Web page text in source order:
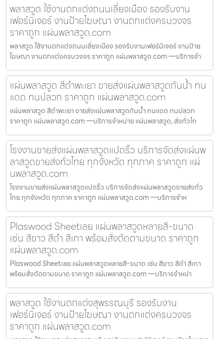
พลาสวูด ใช้งานตกแต่งถนนเลี่ยงเมือง รองรับงาน
เฟอร์นิเจอร์ งานป้ายโฆษณา งานตกแต่งครบวงจร
ราคาถูก แผ่นพลาสวูด.com
พลาสวูด ใช้งานตกแต่งถนนเลี่ยงเมือง รองรับงานเฟอร์นิเจอร์ งานป้าย
โฆษณา งานตกแต่งครบวงจร ราคาถูก แผ่นพลาสวูด.com —บริการจำ
แผ่นพลาสวูด สีดำพะเยา ขายส่งแผ่นพลาสวูดกันน้ำ ทน
แดด ทนปลวก ราคาถูก แผ่นพลาสวูด.com
แผ่นพลาสวูด สีดำพะเยา ขายส่งแผ่นพลาสวูดกันน้ำ ทนแดด ทนปลวก
ราคาถูก แผ่นพลาสวูด.com —บริการจำหน่าย แผ่นพลาสวูด, ส่งทั่วไท
โรงงานขายส่งแผ่นพลาสวูดแปดริ้ว บริการจัดส่งแผ่นพ
ลาสวูดขายส่งทั่วไทย ทุกจังหวัด ทุกภาค ราคาถูก แผ่
นพลาสวูด.com
โรงงานขายส่งแผ่นพลาสวูดแปดริ้ว บริการจัดส่งแผ่นพลาสวูดขายส่งทั่ว
ไทย ทุกจังหวัด ทุกภาค ราคาถูก แผ่นพลาสวูด.com —บริการจำห
Plaswood Sheetเลย แผ่นพลาสวูดหลายสี-ขนาด
เช่น สีขาว สีดำ สีเทา พร้อมสั่งตัดตามขนาด ราคาถูก
แผ่นพลาสวูด.com
Plaswood Sheetเลย แผ่นพลาสวูดหลายสี-ขนาด เช่น สีขาว สีดำ สีเทา
พร้อมสั่งตัดตามขนาด ราคาถูก แผ่นพลาสวูด.com —บริการจำหน่า
พลาสวูด ใช้งานตกแต่งสุพรรณบุรี รองรับงาน
เฟอร์นิเจอร์ งานป้ายโฆษณา งานตกแต่งครบวงจร
ราคาถูก แผ่นพลาสวูด.com